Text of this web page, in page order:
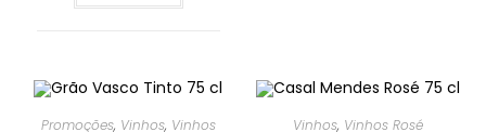
PROMOÇÃO!
Promoções, Vinhos, Vinhos Vinhos, Vinhos Rosé